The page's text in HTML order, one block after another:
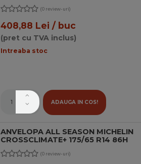
(0 review-uri)
408,88 Lei / buc
(pret cu TVA inclus)
Intreaba stoc
ADAUGA IN COS!
ANVELOPA ALL SEASON MICHELIN
CROSSCLIMATE+ 175/65 R14 86H
(0 review-uri)